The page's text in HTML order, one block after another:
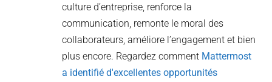
culture d’entreprise, renforce la
communication, remonte le moral des
collaborateurs, améliore l’engagement et bien
plus encore. Regardez comment Mattermost
a identifié d'excellentes opportunités